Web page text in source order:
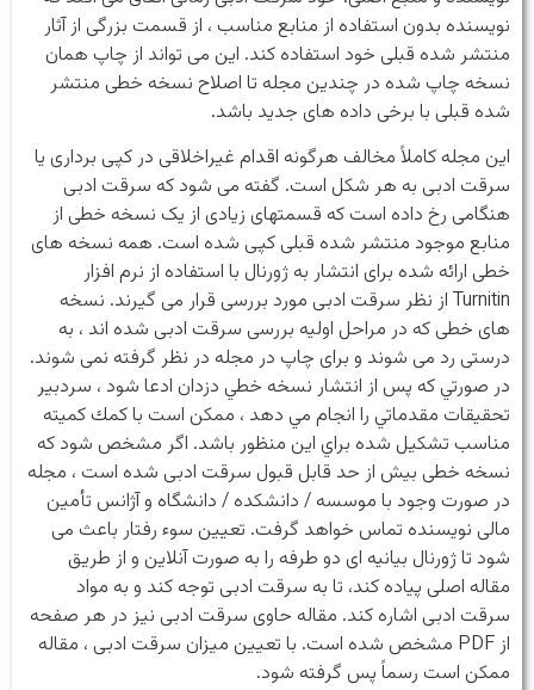
نویسنده بدون استفاده از منابع مناسب ، از قسمت بزرگی از آثار
منتشر شده قبلی خود استفاده کند. این می تواند از چاپ همان
نسخه چاپ شده در چندین مجله تا اصلاح نسخه خطی منتشر
شده قبلی با برخی داده های جدید باشد.
این مجله کاملاً مخالف هرگونه اقدام غیراخلاقی در کپی برداری یا
سرقت ادبی به هر شکل است. گفته می شود که سرقت ادبی
هنگامی رخ داده است که قسمتهای زیادی از یک نسخه خطی از
منابع موجود منتشر شده قبلی کپی شده است. همه نسخه های
خطی ارائه شده برای انتشار به ژورنال با استفاده از نرم افزار
Turnitin از نظر سرقت ادبی مورد بررسی قرار می گیرند. نسخه
های خطی که در مراحل اولیه بررسی سرقت ادبی شده اند ، به
درستی رد می شوند و برای چاپ در مجله در نظر گرفته نمی شوند.
در صورتي كه پس از انتشار نسخه خطي دزدان ادعا شود ، سردبير
تحقيقات مقدماتي را انجام مي دهد ، ممكن است با كمك كميته
مناسب تشكيل شده براي اين منظور باشد. اگر مشخص شود که
نسخه خطی بیش از حد قابل قبول سرقت ادبی شده است ، مجله
در صورت وجود با موسسه / دانشکده / دانشگاه و آژانس تأمین
مالی نویسنده تماس خواهد گرفت. تعیین سوء رفتار باعث می
شود تا ژورنال بیانیه ای دو طرفه را به صورت آنلاین و از طریق
مقاله اصلی پیاده کند، تا به سرقت ادبی توجه کند و به مواد
سرقت ادبی اشاره کند. مقاله حاوی سرقت ادبی نیز در هر صفحه
از PDF مشخص شده است. با تعیین میزان سرقت ادبی ، مقاله
ممکن است رسماً پس گرفته شود.